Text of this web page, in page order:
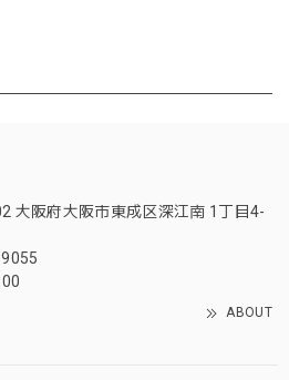
大阪府大阪市東成区深江南 1丁目4-
ABOUT